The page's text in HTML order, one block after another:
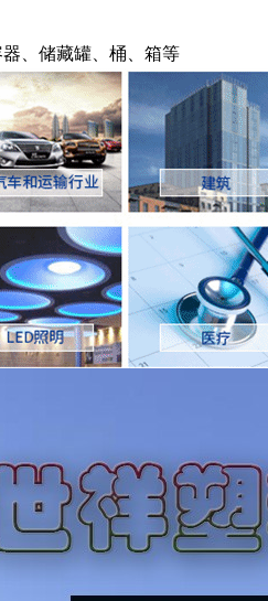
、储藏罐、桶、箱等